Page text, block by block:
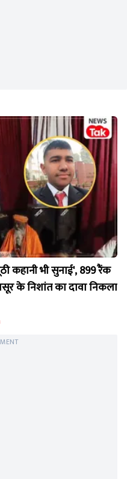
कहानी भी सुनाई', 899 रैंक
के निशांत का दावा निकला